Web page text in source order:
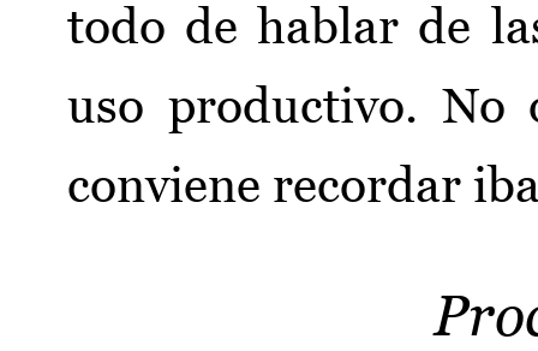
todo de hablar de
uso productivo. No
conviene recordar